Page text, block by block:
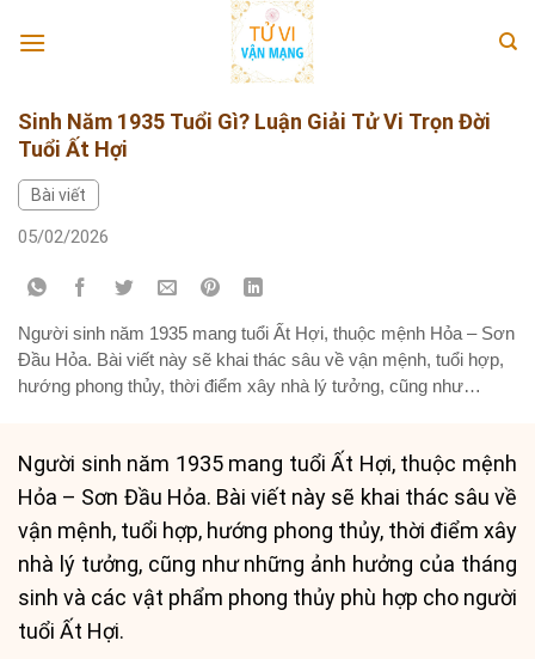
Sinh Năm 1935 Tuổi Gì? Luận Giải Tử Vi Trọn Đời
Tuổi Ất Hợi
Bài viết
05/02/2026
Người sinh năm 1935 mang tuổi Ất Hợi, thuộc mệnh Hỏa – Sơn
Đầu Hỏa. Bài viết này sẽ khai thác sâu về vận mệnh, tuổi hợp,
hướng phong thủy, thời điểm xây nhà lý tưởng, cũng như
Người sinh năm 1935 mang tuổi Ất Hợi, thuộc mệnh
Hỏa – Sơn Đầu Hỏa. Bài viết này sẽ khai thác sâu về
vận mệnh, tuổi hợp, hướng phong thủy, thời điểm xây
nhà lý tưởng, cũng như những ảnh hưởng của tháng
sinh và các vật phẩm phong thủy phù hợp cho người
tuổi Ất Hợi.